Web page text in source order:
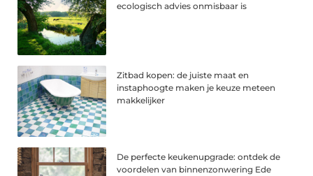
ecologisch advies onmisbaar is
Zitbad kopen: de juiste maat en
instaphoogte maken je keuze meteen
makkelijker
De perfecte keukenupgrade: ontdek de
voordelen van binnenzonwering Ede